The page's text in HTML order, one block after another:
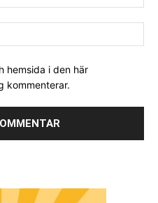
hemsida i den här
kommenterar.